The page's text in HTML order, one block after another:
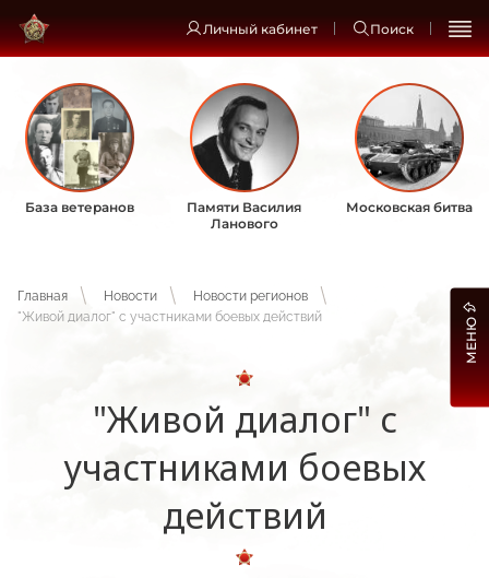
Личный кабинет Поиск
База ветеранов
Памяти Василия
Ланового
Московская битва
Главная Новости
Новости регионов
"Живой диалог" с участниками боевых действий
"Живой диалог" с
участниками боевых
действий
МЕНЮ